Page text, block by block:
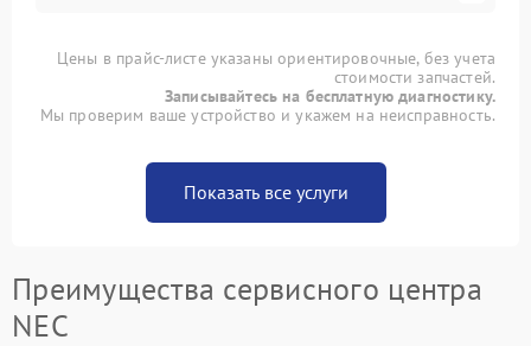
Цены в прайс-листе указаны ориентировочные, без учета
стоимости запчастей.
Записывайтесь на бесплатную диагностику.
Мы проверим ваше устройство и укажем на неисправность.
Показать все услуги
Преимущества сервисного центра
NEC